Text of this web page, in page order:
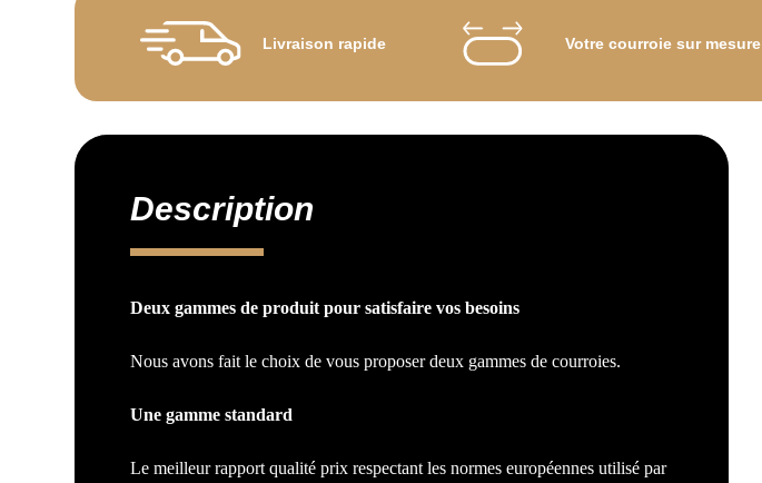
Livraison rapide Votre courroie sur mesure
Description
Deux gammes de produit pour satisfaire vos besoins
Nous avons fait le choix de vous proposer deux gammes de courroies.
Une gamme standard
Le meilleur rapport qualité prix respectant les normes européennes utilisé par